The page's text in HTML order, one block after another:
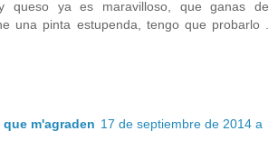
queso ya es maravilloso, que ganas de
una pinta estupenda, tengo que probarlo .
m'agraden 17 de septiembre de 2014 a